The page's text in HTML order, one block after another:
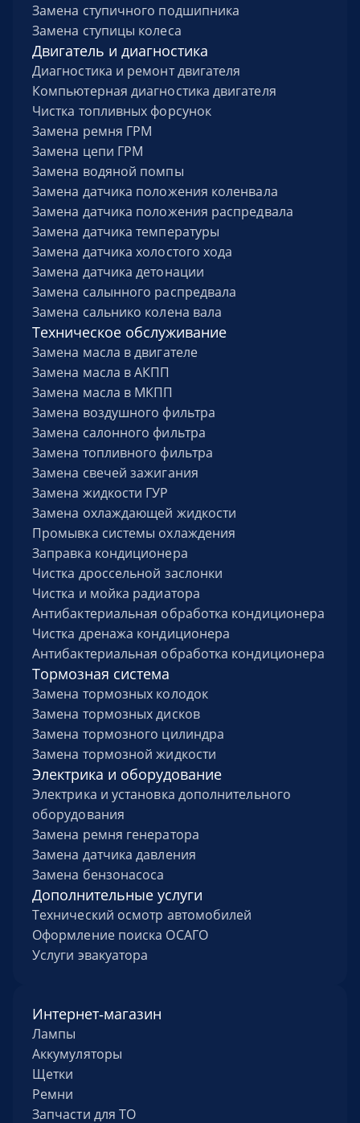
Замена ступичного подшипника
Замена ступицы колеса
Двигатель и диагностика
Диагностика и ремонт двигателя
Компьютерная диагностика двигателя
Чистка топливных форсунок
Замена ремня ГРМ
Замена цепи ГРМ
Замена водяной помпы
Замена датчика положения коленвала
Замена датчика положения распредвала
Замена датчика температуры
Замена датчика холостого хода
Замена датчика детонации
Замена салынного распредвала
Замена сальнико колена вала
Техническое обслуживание
Замена масла в двигателе
Замена масла в АКПП
Замена масла в МКПП
Замена воздушного фильтра
Замена салонного фильтра
Замена топливного фильтра
Замена свечей зажигания
Замена жидкости ГУР
Замена охлаждающей жидкости
Промывка системы охлаждения
Заправка кондиционера
Чистка дроссельной заслонки
Чистка и мойка радиатора
Антибактериальная обработка кондиционера
Чистка дренажа кондиционера
Антибактериальная обработка кондиционера
Тормозная система
Замена тормозных колодок
Замена тормозных дисков
Замена тормозного цилиндра
Замена тормозной жидкости
Электрика и оборудование
Электрика и установка дополнительного
оборудования
Замена ремня генератора
Замена датчика давления
Замена бензонасоса
Дополнительные услуги
Технический осмотр автомобилей
Оформление поиска ОСАГО
Услуги эвакуатора
Интернет‑магазин
Лампы
Аккумуляторы
Щетки
Ремни
Запчасти для ТО